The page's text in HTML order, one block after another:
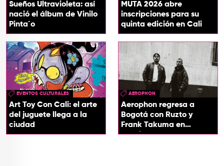
Sueños Ultravioleta: así
nació el álbum de Vinilo
Pinta´o
MUTA 2026 abre
inscripciones para su
quinta edición en Cali
EVENTOS CULTURALES
Art Toy Con Cali: el arte
del juguete llega a la
ciudad
AEROPHON
Aerophon regresa a
Bogotá con Ruzto y
Frank Takuma en
concierto